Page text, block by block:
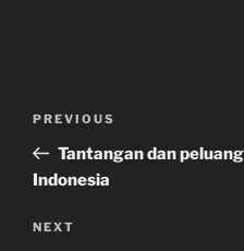
Previous
Post
PREVIOUS
Tantangan dan
Indonesia
Next
NEXT